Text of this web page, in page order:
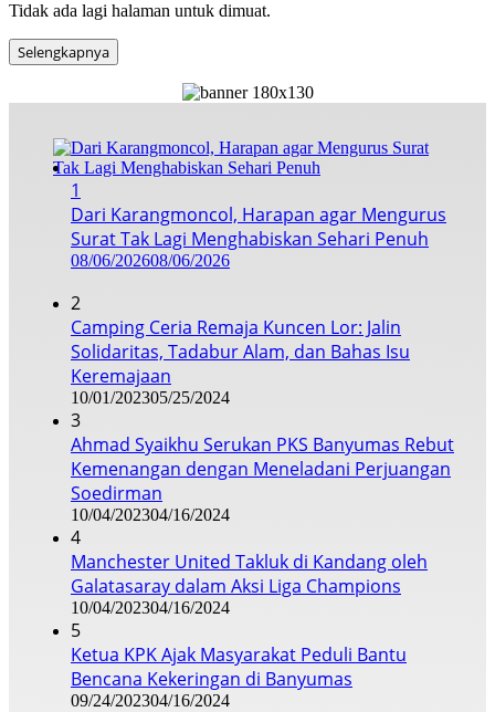
Tidak ada lagi halaman untuk dimuat.
Selengkapnya
1
Dari Karangmoncol, Harapan agar Mengurus
Surat Tak Lagi Menghabiskan Sehari Penuh
08/06/202608/06/2026
2
Camping Ceria Remaja Kuncen Lor: Jalin
Solidaritas, Tadabur Alam, dan Bahas Isu
Keremajaan
10/01/202305/25/2024
3
Ahmad Syaikhu Serukan PKS Banyumas Rebut
Kemenangan dengan Meneladani Perjuangan
Soedirman
10/04/202304/16/2024
4
Manchester United Takluk di Kandang oleh
Galatasaray dalam Aksi Liga Champions
10/04/202304/16/2024
5
Ketua KPK Ajak Masyarakat Peduli Bantu
Bencana Kekeringan di Banyumas
09/24/202304/16/2024